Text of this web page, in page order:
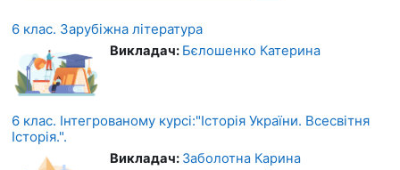
6 клас. Зарубіжна література
Викладач: Бєлошенко Катерина
6 клас. Інтегрованому курсі:"Історія України. Всесвітня
Історія.".
Викладач: Заболотна Карина